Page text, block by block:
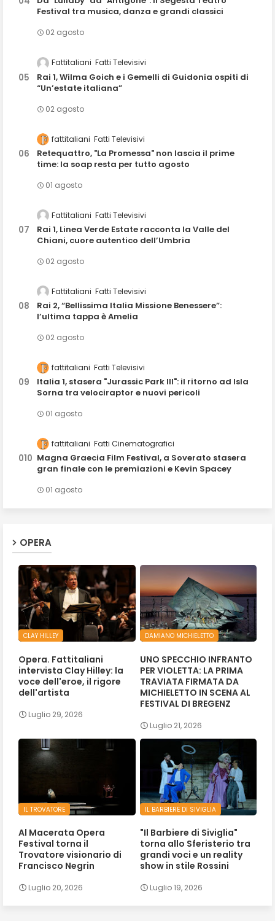
Festival tra musica, danza e grandi classici
02 agosto
Fattitaliani Fatti Televisivi
Rai 1, Wilma Goich e i Gemelli di Guidonia ospiti di
“Un’estate italiana”
02 agosto
fattitaliani Fatti Televisivi
Retequattro, "La Promessa" non lascia il prime
time: la soap resta per tutto agosto
01 agosto
Fattitaliani Fatti Televisivi
Rai 1, Linea Verde Estate racconta la Valle del
Chiani, cuore autentico dell’Umbria
02 agosto
Fattitaliani Fatti Televisivi
Rai 2, “Bellissima Italia Missione Benessere”:
l’ultima tappa è Amelia
02 agosto
fattitaliani Fatti Televisivi
Italia 1, stasera "Jurassic Park III": il ritorno ad Isla
Sorna tra velociraptor e nuovi pericoli
01 agosto
fattitaliani Fatti Cinematografici
Magna Graecia Film Festival, a Soverato stasera
gran finale con le premiazioni e Kevin Spacey
01 agosto
OPERA
CLAY HILLEY
Opera. Fattitaliani
intervista Clay Hilley: la
voce dell'eroe, il rigore
dell'artista
Luglio 29, 2026
DAMIANO MICHIELETTO
UNO SPECCHIO INFRANTO
PER VIOLETTA: LA PRIMA
TRAVIATA FIRMATA DA
MICHIELETTO IN SCENA AL
FESTIVAL DI BREGENZ
Luglio 21, 2026
IL TROVATORE
Al Macerata Opera
Festival torna il
Trovatore visionario di
Francisco Negrin
Luglio 20, 2026
IL BARBIERE DI SIVIGLIA
"Il Barbiere di Siviglia"
torna allo Sferisterio tra
grandi voci e un reality
show in stile Rossini
Luglio 19, 2026